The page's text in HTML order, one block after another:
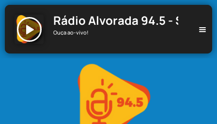
Rádio Alvorada 94.5 - Santa
Ouça ao-vivo!